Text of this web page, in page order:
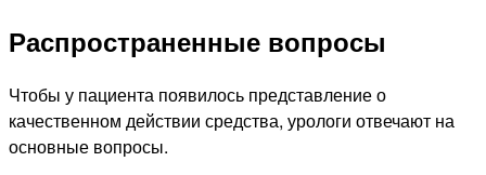
Распространенные вопросы
Чтобы у пациента появилось представление о
качественном действии средства, урологи отвечают на
основные вопросы.